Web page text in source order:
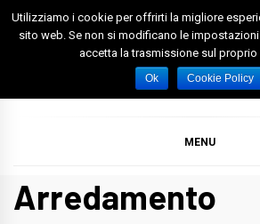
Skip
Spazio Foggia
Foggia News Calcio Eventi e
MENU
Arredamento
Utilizziamo i cookie per offrirti la migliore
sito web. Se non si modificano le
accetta la trasmissione sul
Ok Cookie Policy